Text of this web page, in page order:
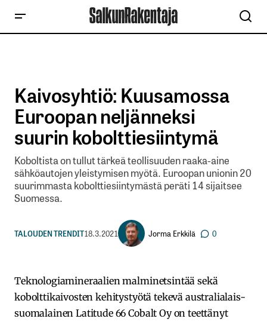
Kaivosyhtiö: Kuusamossa
Euroopan neljänneksi
suurin kobolttiesiintymä
Koboltista on tullut tärkeä teollisuuden raaka-aine
sähköautojen yleistymisen myötä. Euroopan unionin 20
suurimmasta kobolttiesiintymästä peräti 14 sijaitsee
Suomessa.
TALOUDEN TRENDIT18.3.2021 Jorma Erkkilä 0
Teknologiamineraalien malminetsintää sekä
kobolttikaivosten kehitystyötä tekevä australialais-
suomalainen Latitude 66 Cobalt Oy on teettänyt